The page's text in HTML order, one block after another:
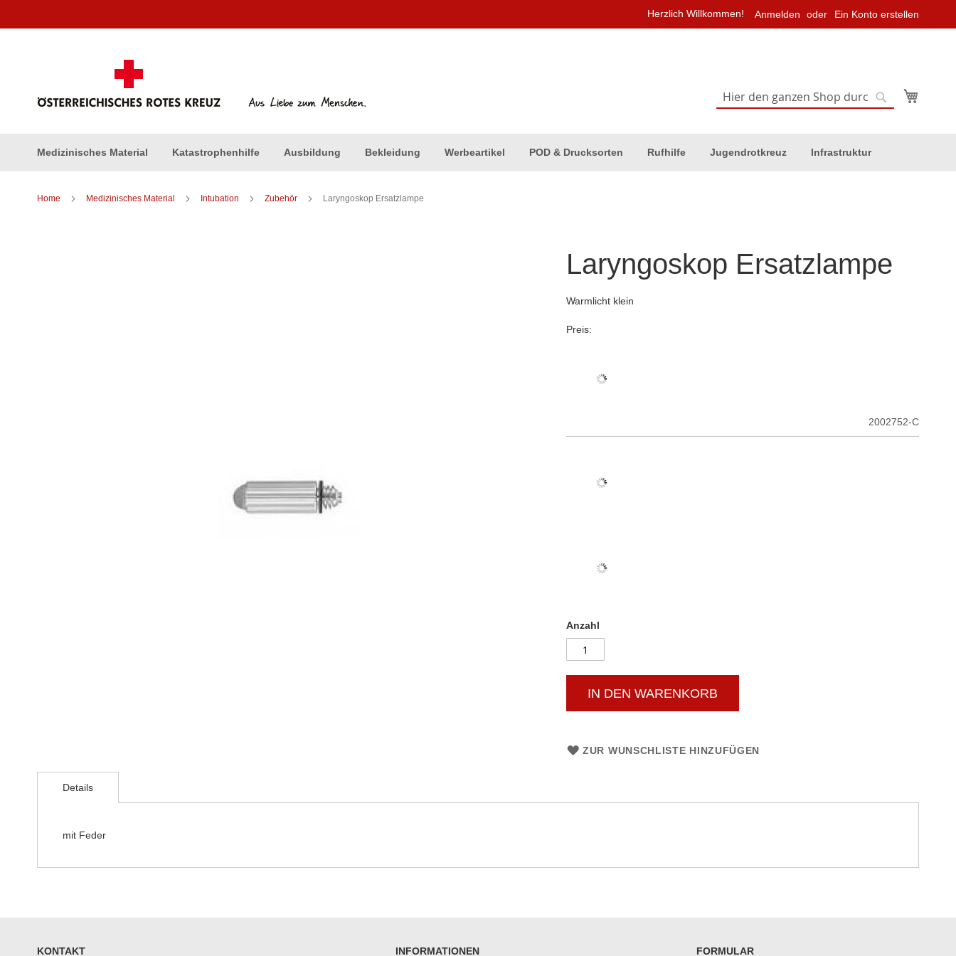
zum
Herzlich Willkommen! Anmelden Ein Konto erstellen
Suche
Medizinisches Material Katastrophenhilfe Ausbildung Bekleidung Werbeartikel POD & Drucksorten Rufhilfe Jugendrotkreuz Infrastruktur
Home Medizinisches Material Intubation Zubehör Laryngoskop Ersatzlampe
Laryngoskop Ersatzlampe
Warmlicht klein
Preis:
2002752-C
Anzahl
IN DEN WARENKORB
ZUR WUNSCHLISTE HINZUFÜGEN
Anfang
Details
mit Feder
KONTAKT INFORMATIONEN FORMULAR